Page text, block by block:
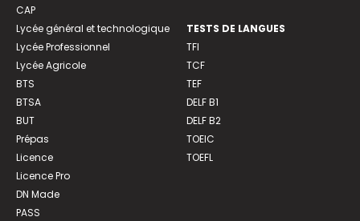
CAP
Lycée général et technologique
Lycée Professionnel
Lycée Agricole
BTS
BTSA
BUT
Prépas
Licence
Licence Pro
DN Made
PASS
TESTS DE LANGUES
TFI
TCF
TEF
DELF B1
DELF B2
TOEIC
TOEFL